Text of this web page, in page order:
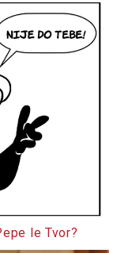
le Tvor?